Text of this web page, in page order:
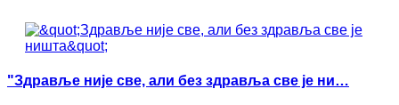
"Здравље није све, али без здравља све је ни…